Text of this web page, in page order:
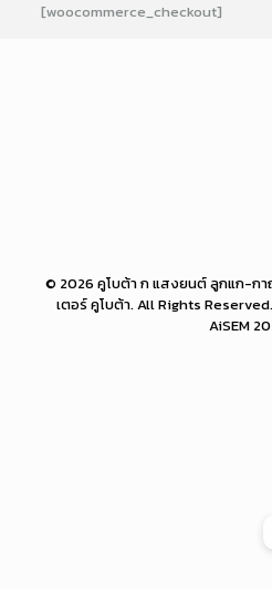
[woocommerce_checkout]
© 2026 คูโบต้า ก แสงยนต์ ลูกแก-ก
เตอร์ คูโบต้า. All Rights
AiSEM